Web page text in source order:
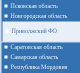
Псковская область
Новгородская область
Приволжский ФО
Cаратовская область
Cамарская область
Республика Мордовия